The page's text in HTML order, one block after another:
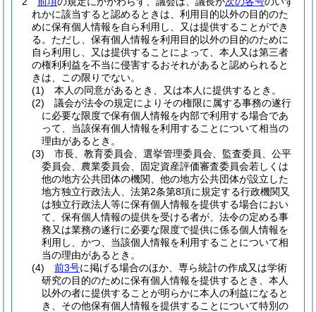
れかに該当すると認めるときは、利用目的以外の目的のた
めに保有個人情報を自ら利用し、又は提供することができ
る。 ただし、保有個人情報を利用目的以外の目的のために
自ら利用し、又は提供することによって、本人又は第三者
の権利利益を不当に侵害するおそれがあると認められると
きは、この限りでない。
(1)
本人の同意があるとき、又は本人に提供するとき。
(2)
議会が法令の規定によりその権限に属する事務の遂行
に必要な限度で保有個人情報を内部で利用する場合であ
って、当該保有個人情報を利用することについて相当の
理由があるとき。
(3)
市長、教育委員会、選挙管理委員会、監査委員、公平
委員会、農業委員会、固定資産評価審査委員会若しくは
他の地方公共団体の機関、他の地方公共団体が設立した
地方独立行政法人、法第2条第8項に規定する行政機関又
は独立行政法人等に保有個人情報を提供する場合におい
て、保有個人情報の提供を受ける者が、法令の定める事
務又は業務の遂行に必要な限度で提供に係る個人情報を
利用し、かつ、当該個人情報を利用することについて相
当の理由があるとき。
(4)
前3号に掲げる場合のほか、専ら統計の作成又は学術
研究の目的のために保有個人情報を提供するとき、本人
以外の者に提供することが明らかに本人の利益になると
き、その他保有個人情報を提供することについて特別の